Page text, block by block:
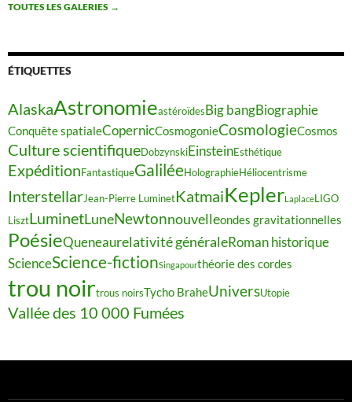
TOUTES LES GALERIES →
ÉTIQUETTES
AlaskaAstronomieastéroïdes Big bangBiographie
Conquête spatialeCopernicCosmogonieCosmologieCosmos
Culture scientifiqueDobzynskiEinsteinEsthétique
ExpéditionFantastiqueGaliléeHolographieHéliocentrisme
InterstellarJean-Pierre LuminetKatmaiKeplerLaplaceLIGO
LisztLuminetLuneNewtonnouvelleondes gravitationnelles
PoésieQueneaurelativité généraleRoman historique
ScienceScience-fictionSingapourthéorie des cordes
trou noirtrous noirsTycho BraheUniversUtopie
Vallée des 10 000 Fumées